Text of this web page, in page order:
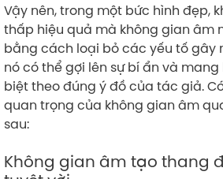
Vậy nên, trong một bức hình đẹp,
thấp hiệu quả mà không gian âm
bằng cách loại bỏ các yếu tố gây
nó có thể gợi lên sự bí ẩn và
biệt theo đúng ý đồ của tác giả.
quan trọng của không gian âm
sau:
Không gian âm tạo thang